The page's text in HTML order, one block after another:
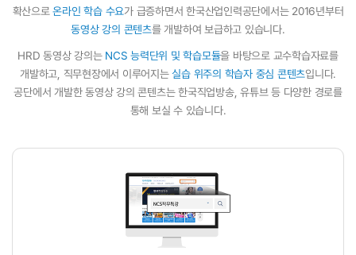
확산으로온라인 학습 수요가 급증하면서 한국산업인력공단에서는 2016년부터
동영상 강의 콘텐츠를 개발하여 보급하고 있습니다.
HRD 동영상 강의는 NCS 능력단위 및 학습모듈을 바탕으로 교수학습자료를
개발하고, 직무현장에서 이루어지는실습 위주의 학습자 중심 콘텐츠입니다.
공단에서 개발한 동영상 강의 콘텐츠는 한국직업방송, 유튜브 등 다양한 경로를
통해 보실 수 있습니다.